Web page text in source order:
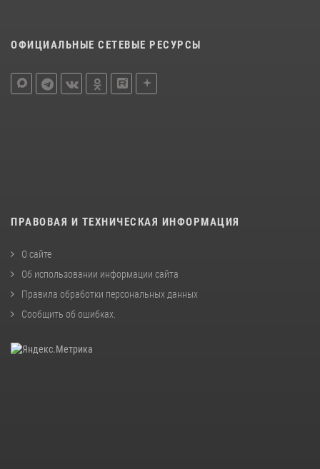
ОФИЦИАЛЬНЫЕ СЕТЕВЫЕ РЕСУРСЫ
ПРАВОВАЯ И ТЕХНИЧЕСКАЯ ИНФОРМАЦИЯ
О сайте
Об использовании информации сайта
Правила обработки персональных данных
Сообщить об ошибках